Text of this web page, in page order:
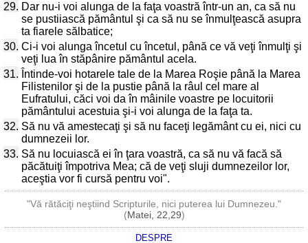
29. Dar nu-i voi alunga de la faţa voastră într-un an, ca să nu
se pustiiască pământul şi ca să nu se înmulţească asupra
ta fiarele sălbatice;
30. Ci-i voi alunga încetul cu încetul, până ce vă veţi înmulţi şi
veţi lua în stăpânire pământul acela.
31. Întinde-voi hotarele tale de la Marea Roşie până la Marea
Filistenilor şi de la pustie până la râul cel mare al
Eufratului, căci voi da în mâinile voastre pe locuitorii
pământului acestuia şi-i voi alunga de la faţa ta.
32. Să nu vă amestecaţi şi să nu faceţi legământ cu ei, nici cu
dumnezeii lor.
33. Să nu locuiască ei în ţara voastră, ca să nu vă facă să
păcătuiţi împotriva Mea; că de veţi sluji dumnezeilor lor,
aceştia vor fi cursă pentru voi".
"Vă rătăciţi neştiind Scripturile, nici puterea lui Dumnezeu."
(Matei, 22,29)
DESPRE